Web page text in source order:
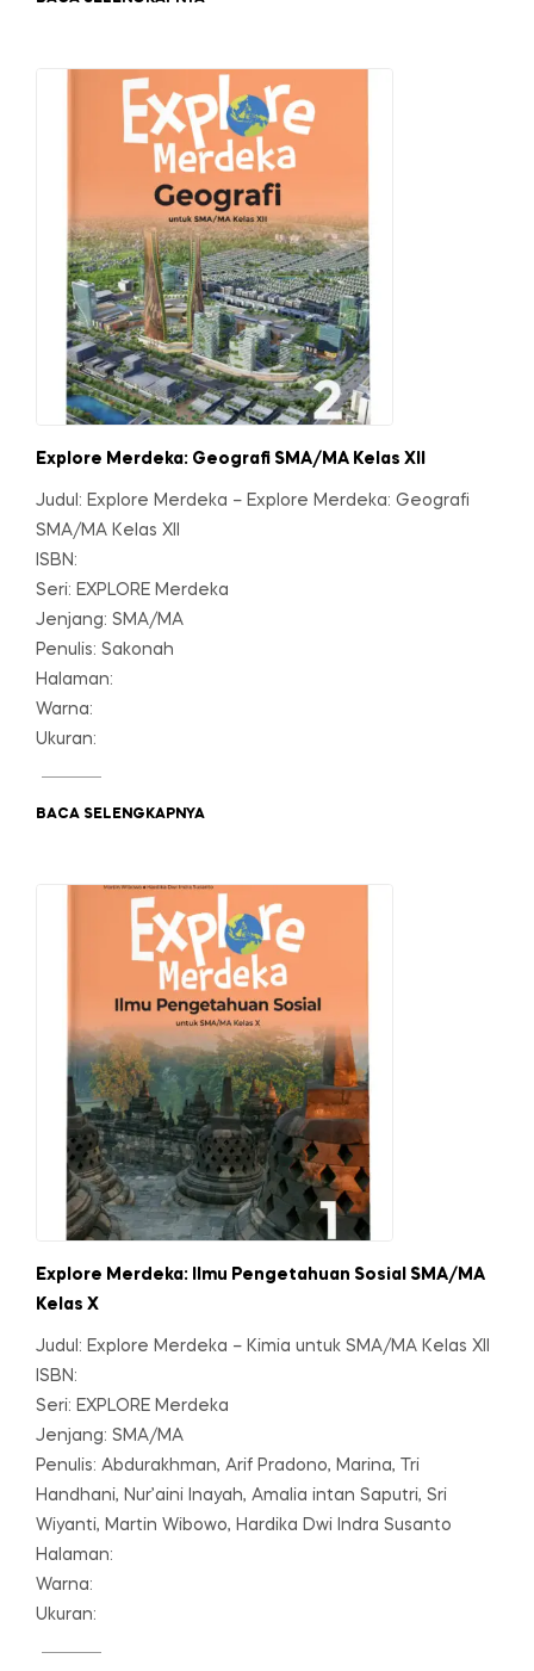
Explore Merdeka: Geografi SMA/MA Kelas XII
Judul: Explore Merdeka – Explore Merdeka: Geografi
SMA/MA Kelas XII
ISBN:
Seri: EXPLORE Merdeka
Jenjang: SMA/MA
Penulis: Sakonah
Halaman:
Warna:
Ukuran:
BACA SELENGKAPNYA
Explore Merdeka: Ilmu Pengetahuan Sosial SMA/MA
Kelas X
Judul: Explore Merdeka – Kimia untuk SMA/MA Kelas XII
ISBN:
Seri: EXPLORE Merdeka
Jenjang: SMA/MA
Penulis: Abdurakhman, Arif Pradono, Marina, Tri
Handhani, Nur’aini Inayah, Amalia intan Saputri, Sri
Wiyanti, Martin Wibowo, Hardika Dwi Indra Susanto
Halaman:
Warna:
Ukuran: